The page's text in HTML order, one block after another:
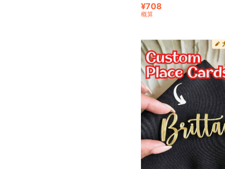
¥708
概算